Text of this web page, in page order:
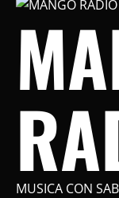
MUSICA CON